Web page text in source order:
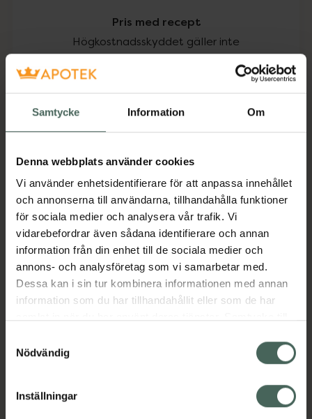
Samtycke Information Om
Denna webbplats använder cookies
Vi använder enhetsidentifierare för att anpassa innehållet
och annonserna till användarna, tillhandahålla funktioner
för sociala medier och analysera vår trafik. Vi
vidarebefordrar även sådana identifierare och annan
information från din enhet till de sociala medier och
annons- och analysföretag som vi samarbetar med.
Dessa kan i sin tur kombinera informationen med annan
information som du har tillhandahållit eller som de har
återkalla ditt samtycke via webbplatsens
cookieinställningar. Ett återkallat samtycke påverkar inte
lagligheten av behandling som skett innan återkallelsen.
Nödvändig
Inställningar
Pris med recept
Högkostnadsskyddet gäller inte
I apotek: 415 kr
Aktuella erbjudanden
Beskrivning Dölj
EAN: 07046264423783
syd till Lappland i norr, och online i mobilen och på
datorn. Oavsett vem du är så är det vårt uppdrag att